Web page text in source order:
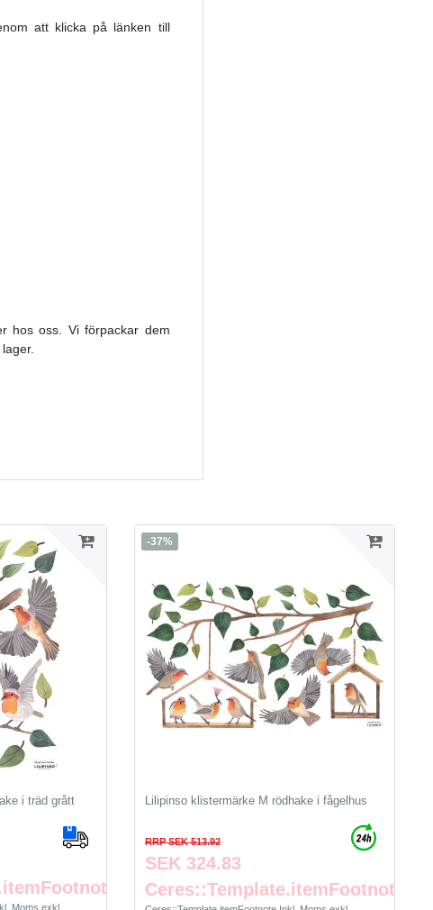
att klicka på länken till
hos oss. Vi förpackar dem
i träd grått
Moms exkl.
-37%
Lilipinso klistermärke M rödhake i fågelhus
RRP SEK 513.92
SEK 324.83
Ceres::Template.itemFootnote